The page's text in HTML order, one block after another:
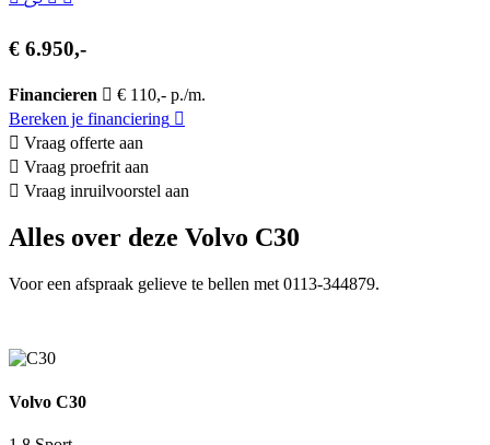
€ 6.950,-
Financieren
€ 110,- p./m.
Bereken je financiering
Vraag offerte aan
Vraag proefrit aan
Vraag inruilvoorstel aan
Alles over deze Volvo C30
Voor een afspraak gelieve te bellen met 0113-344879.
Volvo C30